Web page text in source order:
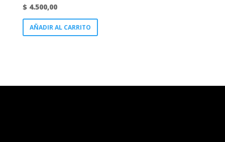
$4.500,00
AÑADIR AL CARRITO